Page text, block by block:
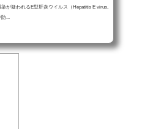
が疑われるE型肝炎ウイルス（Hepatitis E virus,
...